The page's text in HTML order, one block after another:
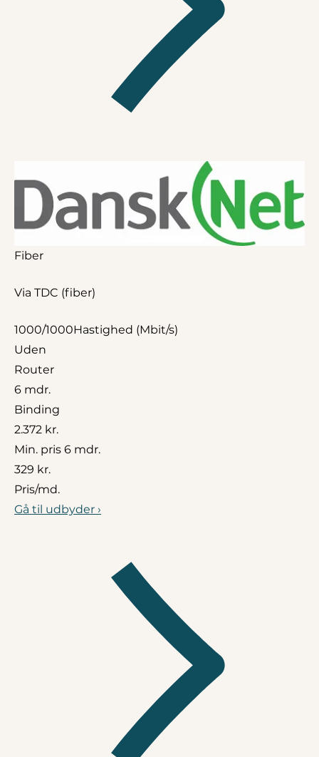
Fiber
Via TDC (fiber)
1000/1000Hastighed (Mbit/s)
Uden
Router
6 mdr.
Binding
2.372 kr.
Min. pris 6 mdr.
329 kr.
Pris/md.
Gå til udbyder ›